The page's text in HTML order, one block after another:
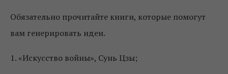
Обязательно прочитайте книги, которые помогут
вам генерировать идеи.
1. «Искусство войны», Сунь Цзы;